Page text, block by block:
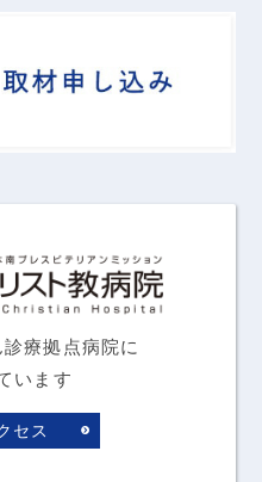
療拠点病院に
います
セス